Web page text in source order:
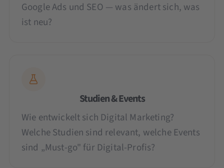
Google Ads und SEO — was ändert sich, was
ist neu?
Studien & Events
Wie entwickelt sich Digital Marketing?
Welche Studien sind relevant, welche Events
sind „Must-go" für Digital-Profis?